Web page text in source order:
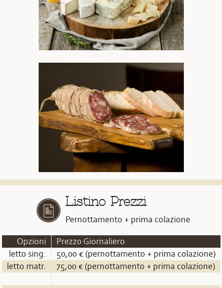
Listino Prezzi
Pernottamento + prima colazione
Opzioni
Prezzo Giornaliero
letto sing.
50,00 € (pernottamento + prima colazione)
letto matr.
75,00 € (pernottamento + prima colazione)